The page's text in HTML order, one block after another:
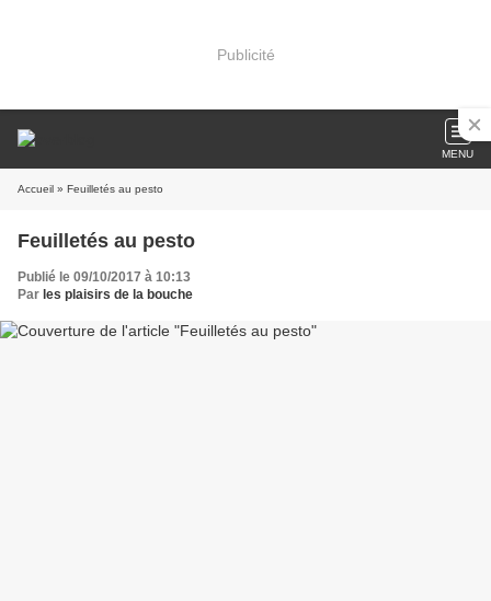
Publicité
MENU
Accueil » Feuilletés au pesto
Feuilletés au pesto
Publié le 09/10/2017 à 10:13
Par les plaisirs de la bouche